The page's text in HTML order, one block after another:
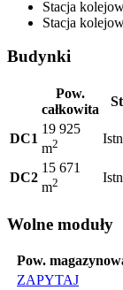
Stacja
Stacja
Budynki
Pow.
całkowita
DC1
19 925
m2
DC2
15 671
m2
Wolne moduły
Pow.
ZAPYTAJ